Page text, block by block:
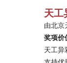
天工
由北京
奖项价
天工异